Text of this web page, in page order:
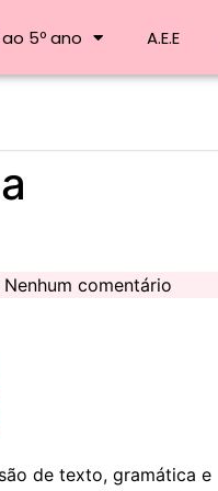
ao 5º ano A.E.E
Nenhum comentário
de texto, gramática e